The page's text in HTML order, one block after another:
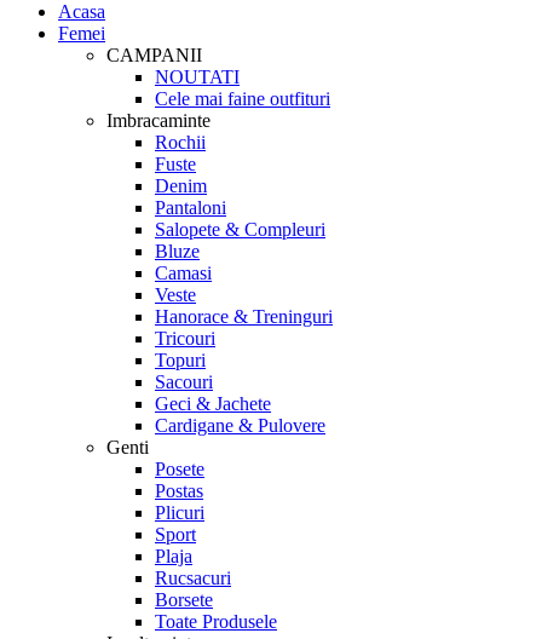
Acasa
Femei
CAMPANII
NOUTATI
Cele mai faine outfituri
Imbracaminte
Rochii
Fuste
Denim
Pantaloni
Salopete & Compleuri
Bluze
Camasi
Veste
Hanorace & Treninguri
Tricouri
Topuri
Sacouri
Geci & Jachete
Cardigane & Pulovere
Genti
Posete
Postas
Plicuri
Sport
Plaja
Rucsacuri
Borsete
Toate Produsele